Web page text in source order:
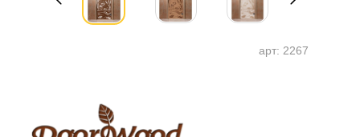
арт: 2267